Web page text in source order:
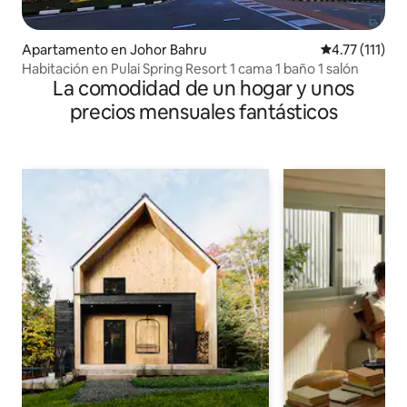
Apartamento en Johor Bahru Calificación
4.77 (111)
Habitación en Pulai Spring Resort 1 cama 1 baño 1 salón
La comodidad de un hogar y unos
precios mensuales fantásticos